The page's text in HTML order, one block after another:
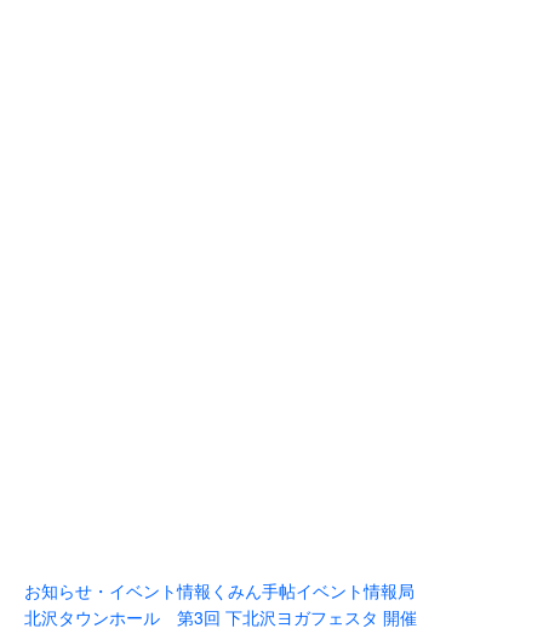
お知らせ・イベント情報 くみん手帖イベント情報局
北沢タウンホール 第3回 下北沢ヨガフェスタ 開催